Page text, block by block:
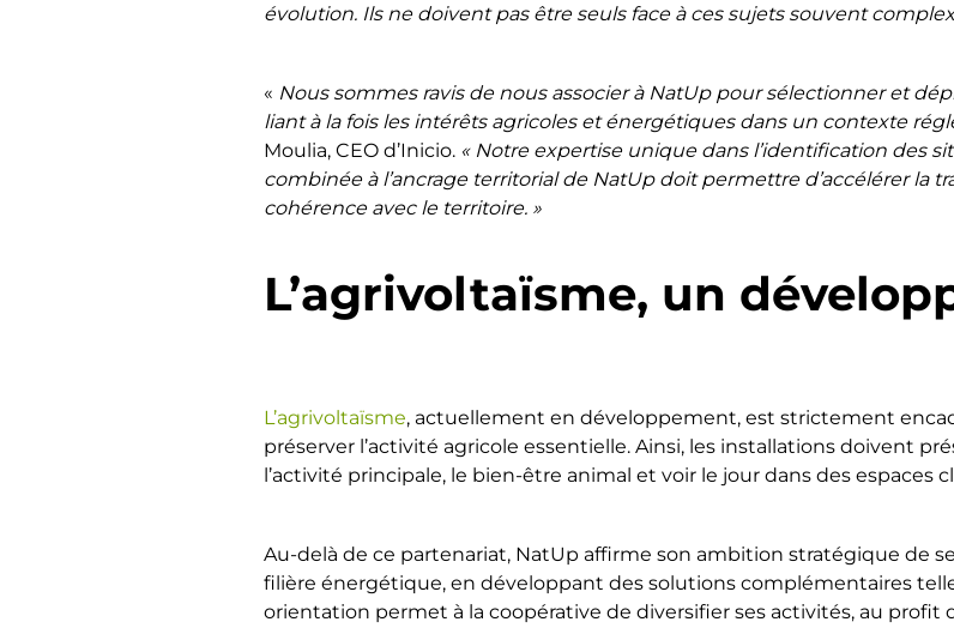
évolution. Ils ne doivent pas être seuls face à ces sujets souvent
« Nous sommes ravis de nous associer à NatUp pour sélectionner et
liant à la fois les intérêts agricoles et énergétiques dans un contexte
Moulia, CEO d’Inicio. « Notre expertise unique dans l’identification des
combinée à l’ancrage territorial de NatUp doit permettre d’accélérer la
cohérence avec le territoire. »
L’agrivoltaïsme, un
L’agrivoltaïsme, actuellement en développement, est strictement
préserver l’activité agricole essentielle. Ainsi, les installations doivent
l’activité principale, le bien-être animal et voir le jour dans des espaces
Au-delà de ce partenariat, NatUp affirme son ambition stratégique de
filière énergétique, en développant des solutions complémentaires
orientation permet à la coopérative de diversifier ses activités, au